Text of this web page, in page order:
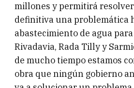
millones y permitirá
definitiva una problemática
abastecimiento de agua
Rivadavia, Rada Tilly y
de mucho tiempo estamos
obra que ningún gobierno